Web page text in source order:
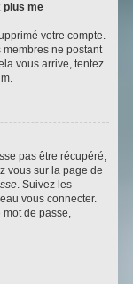
plus me
votre compte.
membres ne postant
vous arrive, tentez
pas être récupéré,
vous sur la page de
. Suivez les
vous connecter.
de passe,